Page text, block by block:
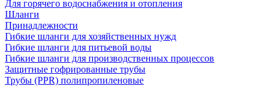
Для горячего водоснабжения и отопления
Шланги
Принадлежности
Гибкие шланги для хозяйственных нужд
Гибкие шланги для питьевой воды
Гибкие шланги для производственных процессов
Защитные гофрированные трубы
Трубы (РРR) полипропиленовые